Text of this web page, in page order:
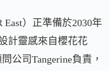
）正準備於2030年
計靈感來自櫻花花
公司Tangerine負責，